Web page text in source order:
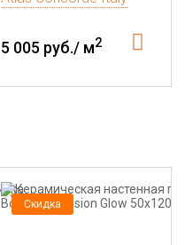
5 005 руб./ м2
Скидка